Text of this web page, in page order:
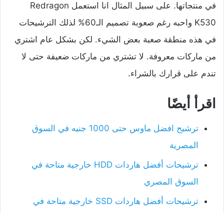
في منتجاتها. على سبيل المثال انا استعمل Redragon
K530 واحبه رغم صعوبة تصميم الـ60% لذلك الترشيحات
في هذه منطقة صعبة بعض الشيء. لكن بشكل عام اشتري
من ماركات معروفة. لا تشتري من ماركات ضعيفة حتى لا
تندم على قرارك بالشراء.
اقرأ أيضًا
ترشيح افضل ماوس حتى 1000 جنيه في السوق
المصرية
ترشيحات أفضل هاردات HDD خارجية متاحة في
السوق المصري
ترشيحات أفضل هاردات SSD خارجية متاحة في